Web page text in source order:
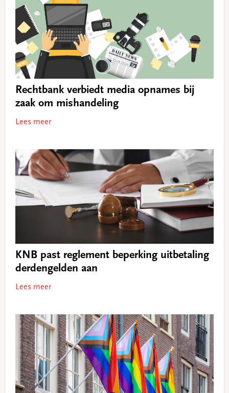
Rechtbank verbiedt media opnames bij
zaak om mishandeling
Lees meer
KNB past reglement beperking uitbetaling
derdengelden aan
Lees meer